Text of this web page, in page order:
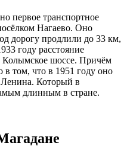
первое транспортное
Нагаево. Оно
дорогу продлили до 33 км,
году расстояние
Колымское шоссе. Причём
в том, что в 1951 году оно
Который в
длинным в стране.